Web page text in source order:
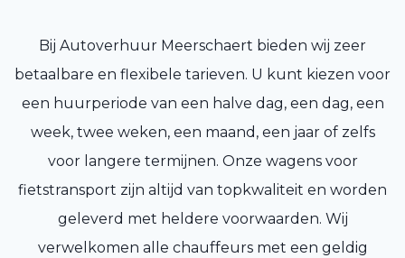
Bij Autoverhuur Meerschaert bieden wij zeer
betaalbare en flexibele tarieven. U kunt kiezen voor
een huurperiode van een halve dag, een dag, een
week, twee weken, een maand, een jaar of zelfs
voor langere termijnen. Onze wagens voor
fietstransport zijn altijd van topkwaliteit en worden
geleverd met heldere voorwaarden. Wij
verwelkomen alle chauffeurs met een geldig